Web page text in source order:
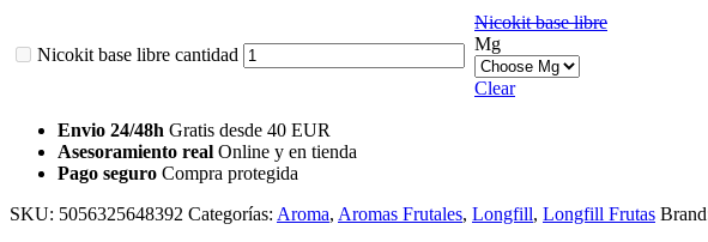
Nicokit base libre cantidad
Nicokit base libre
Mg
Clear
Envio 24/48h Gratis desde 40 EUR
Asesoramiento real Online y en tienda
Pago seguro Compra protegida
SKU: 5056325648392 Categorías: Aroma, Aromas Frutales, Longfill, Longfill Frutas